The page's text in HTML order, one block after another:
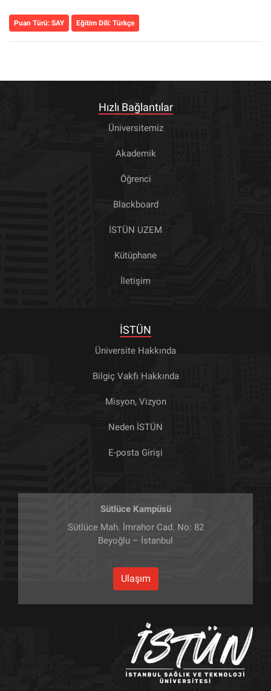
Puan Türü: SAY Eğitim Dili: Türkçe
Hızlı Bağlantılar
Üniversitemiz
Akademik
Öğrenci
Blackboard
İSTÜN UZEM
Kütüphane
İletişim
İSTÜN
Üniversite Hakkında
Bilgiç Vakfı Hakkında
Misyon, Vizyon
Neden İSTÜN
E-posta Girişi
Sütlüce Kampüsü
Sütlüce Mah. İmrahor Cad. No: 82
Beyoğlu – İstanbul
Ulaşım